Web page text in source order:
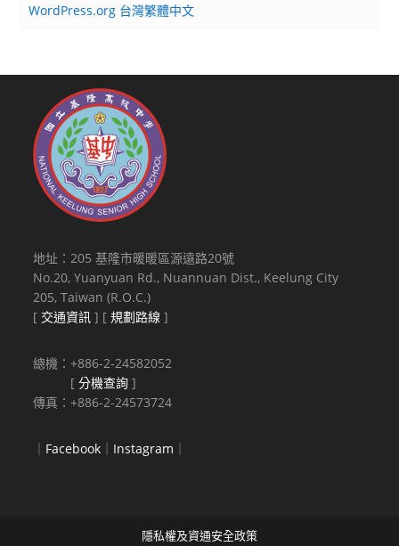
WordPress.org 台灣繁體中文
地址：205 基隆市暖暖區源遠路20號
No.20, Yuanyuan Rd., Nuannuan Dist., Keelung City
205, Taiwan (R.O.C.)
[ 交通資訊 ] [規劃路線 ]
總機：+886-2-24582052
[分機查詢 ]
傳真：+886-2-24573724
｜ Facebook ｜ Instagram ｜
隱私權及資通安全政策